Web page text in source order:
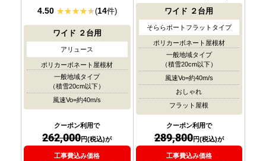
4.50 (14件)
ワイド ２台用
アリュース
ポリカーボネート屋根材
一般地域タイプ
（積雪20cm以下）
風速Vo=約40m/s
クーポン利用で
262,000円(税込)が
工事費込み価格
ワイド ２台用
そららポートフラットタイプ
ポリカーボネート屋根材
一般地域タイプ
（積雪20cm以下）
風速Vo=約40m/s
おしゃれ
フラット屋根
クーポン利用で
289,800円(税込)が
工事費込み価格